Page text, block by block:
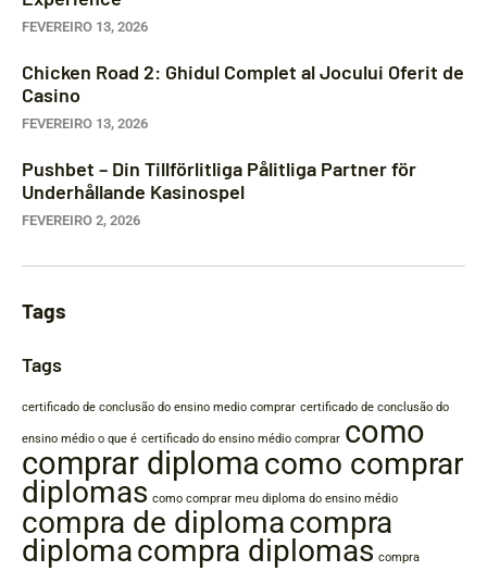
FEVEREIRO 13, 2026
Chicken Road 2: Ghidul Complet al Jocului Oferit de
Casino
FEVEREIRO 13, 2026
Pushbet – Din Tillförlitliga Pålitliga Partner för
Underhållande Kasinospel
FEVEREIRO 2, 2026
Tags
Tags
certificado de conclusão do ensino medio comprar certificado de conclusão do
ensino médio o que é certificado do ensino médio comprar como
comprar diplomacomo comprar
diplomas como comprar meu diploma do ensino médio
compra de diplomacompra
diplomacompra diplomas compra